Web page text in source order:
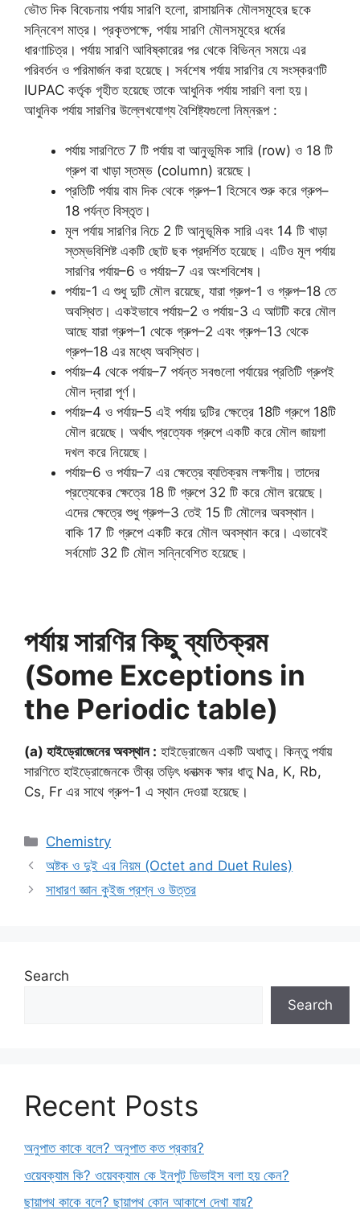
ভৌত দিক বিবেচনায় পর্যায় সারণি হলো, রাসায়নিক মৌলসমূহের ছকে
সন্নিবেশ মাত্র। প্রকৃতপক্ষে, পর্যায় সারণি মৌলসমূহের ধর্মের
ধারণাচিত্র। পর্যায় সারণি আবিষ্কারের পর থেকে বিভিন্ন সময়ে এর
পরিবর্তন ও পরিমার্জন করা হয়েছে। সর্বশেষ পর্যায় সারণির যে সংস্করণটি
IUPAC কর্তৃক গৃহীত হয়েছে তাকে আধুনিক পর্যায় সারণি বলা হয়।
আধুনিক পর্যায় সারণির উল্লেখযোগ্য বৈশিষ্ট্যগুলো নিম্নরূপ :
পর্যায় সারণিতে 7 টি পর্যায় বা আনুভূমিক সারি (row) ও 18 টি
গ্রুপ বা খাড়া স্তম্ভ (column) রয়েছে।
প্রতিটি পর্যায় বাম দিক থেকে গ্রুপ–1 হিসেবে শুরু করে গ্রুপ–
18 পর্যন্ত বিস্তৃত।
মূল পর্যায় সারণির নিচে 2 টি আনুভূমিক সারি এবং 14 টি খাড়া
স্তম্ভবিশিষ্ট একটি ছোট ছক প্রদর্শিত হয়েছে। এটিও মূল পর্যায়
সারণির পর্যায়–6 ও পর্যায়–7 এর অংশবিশেষ।
পর্যায়-1 এ শুধু দুটি মৌল রয়েছে, যারা গ্রুপ-1 ও গ্রুপ–18 তে
অবস্থিত। একইভাবে পর্যায়–2 ও পর্যায়-3 এ আটটি করে মৌল
আছে যারা গ্রুপ–1 থেকে গ্রুপ–2 এবং গ্রুপ–13 থেকে
গ্রুপ–18 এর মধ্যে অবস্থিত।
পর্যায়–4 থেকে পর্যায়–7 পর্যন্ত সবগুলো পর্যায়ের প্রতিটি গ্রুপই
মৌল দ্বারা পূর্ণ।
পর্যায়–4 ও পর্যায়–5 এই পর্যায় দুটির ক্ষেত্রে 18টি গ্রুপে 18টি
মৌল রয়েছে। অর্থাৎ প্রত্যেক গ্রুপে একটি করে মৌল জায়গা
দখল করে নিয়েছে।
পর্যায়–6 ও পর্যায়–7 এর ক্ষেত্রে ব্যতিক্রম লক্ষণীয়। তাদের
প্রত্যেকের ক্ষেত্রে 18 টি গ্রুপে 32 টি করে মৌল রয়েছে।
এদের ক্ষেত্রে শুধু গ্রুপ–3 তেই 15 টি মৌলের অবস্থান।
বাকি 17 টি গ্রুপে একটি করে মৌল অবস্থান করে। এভাবেই
সর্বমোট 32 টি মৌল সন্নিবেশিত হয়েছে।
পর্যায় সারণির কিছু ব্যতিক্রম
(Some Exceptions in
the Periodic table)
(a) হাইড্রোজেনের অবস্থান : হাইড্রোজেন একটি অধাতু। কিন্তু পর্যায়
সারণিতে হাইড্রোজেনকে তীব্র তড়িৎ ধনাত্মক ক্ষার ধাতু Na, K, Rb,
Cs, Fr এর সাথে গ্রুপ-1 এ স্থান দেওয়া হয়েছে।
Categories
Chemistry
অষ্টক ও দুই এর নিয়ম (Octet and Duet Rules)
সাধারণ জ্ঞান কুইজ প্রশ্ন ও উত্তর
Search
Search
Recent Posts
অনুপাত কাকে বলে? অনুপাত কত প্রকার?
ওয়েবক্যাম কি? ওয়েবক্যাম কে ইনপুট ডিভাইস বলা হয় কেন?
ছায়াপথ কাকে বলে? ছায়াপথ কোন আকাশে দেখা যায়?